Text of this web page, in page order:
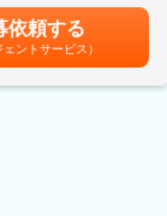
グ製品および長寿健
約→出荷までの販売
製品や社内チームか
最適化を支援しま
があります。月給(月
依頼する
ェントサービス）